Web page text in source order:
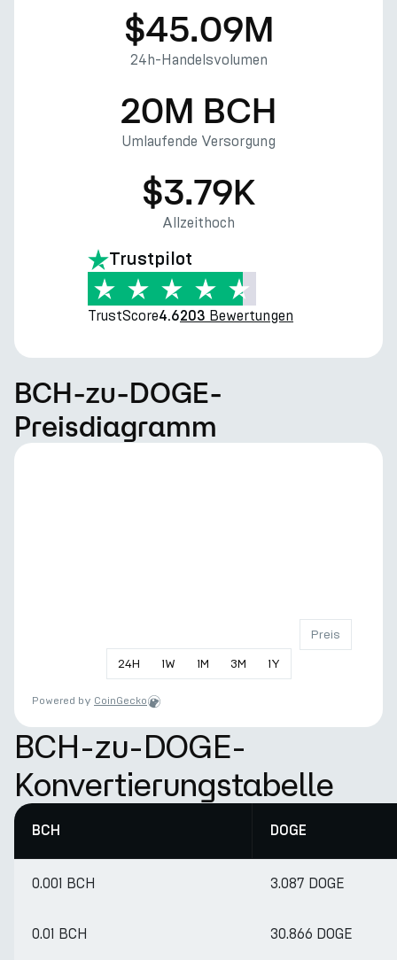
$45.09M
24h-Handelsvolumen
20M BCH
Umlaufende Versorgung
$3.79K
Allzeithoch
Trustpilot
TrustScore4.6203 Bewertungen
BCH-zu-DOGE-
Preisdiagramm
24H 1W 1M 3M 1Y
Preis
Powered by CoinGecko
BCH-zu-DOGE-
Konvertierungstabelle
BCH DOGE
0.001 BCH 3.087 DOGE
0.01 BCH 30.866 DOGE